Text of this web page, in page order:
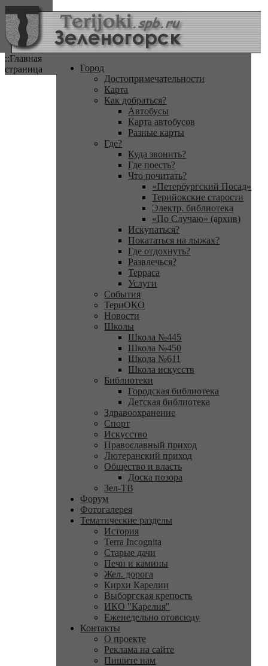
::Главная
страница
Город
Достопримечательности
Карта
Как добраться?
Автобусы
Карта автобусов
Разные карты
Где?
Куда звонить?
Где поесть?
Что почитать?
«Петербургский Посад»
Терийокские старости
Электр. библиотека
«По Случаю» (архив)
Искупаться?
Покататься на лыжах?
Где отдохнуть?
Развлечься?
Терраса
Услуги
События
ТериОКО
Новости
Школы
Школа №445
Школа №450
Школа №611
Школа искусств
Библиотеки
Городская библиотека
Детская библиотека
Здравоохранение
Спорт
Искусство
Православный приход
Лютеранский приход
Общество и власть
Доска позора
Зел-ТВ
Форум
Фотогалерея
Тематические разделы
История
Terra Incognita
Старые дачи
Печи и камины
Жел. дорога
Кирхи Карелии
Выборгская крепость
ИКО "Карелия"
Еженедельно отовсюду
Контакты
О проекте
Реклама на сайте
Пишите нам